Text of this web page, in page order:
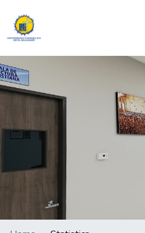
Communities & Collections
All of DSpace